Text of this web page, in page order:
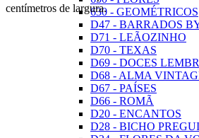
630 - GEOMÉTRICOS
D47 - BARRADOS
D71 - LEÃOZINHO
D70 - TEXAS
D69 - DOCES
D68 - ALMA
D67 - PAÍSES
D66 - ROMÃ
D20 - ENCANTOS
D28 - BICHO
centímetros de largura.